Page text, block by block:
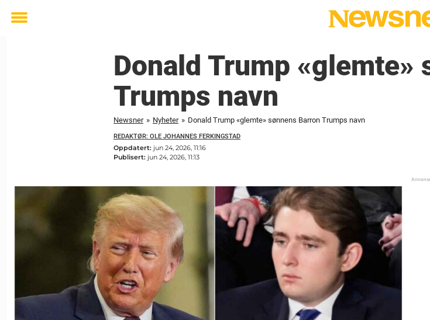
Toggle
Donald Trump «glemte»
Trumps navn
Newsner » Nyheter » Donald Trump «glemte» sønnens Barron Trumps navn
REDAKTØR: OLE JOHANNES FERKINGSTAD
Oppdatert: jun 24, 2026, 11:16
Publisert: jun 24, 2026, 11:13